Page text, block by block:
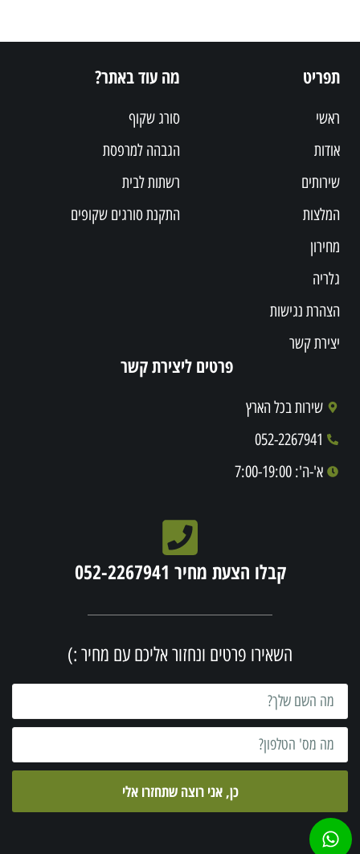
תפריט
ראשי
אודות
שירותים
המלצות
מחירון
גלריה
הצהרת נגישות
יצירת קשר
מה עוד באתר?
סורג שקוף
הגבהה למרפסת
רשתות לבית
התקנת סורגים שקופים
פרטים ליצירת קשר
שירות בכל הארץ
052-2267941
א'-ה': 7:00-19:00
קבלו הצעת מחיר 052-2267941
השאירו פרטים ונחזור אליכם עם מחיר :)
כן, אני רוצה שתחזרו אלי